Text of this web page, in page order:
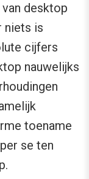
van desktop
niets is
cijfers
nauwelijks
toename
se ten